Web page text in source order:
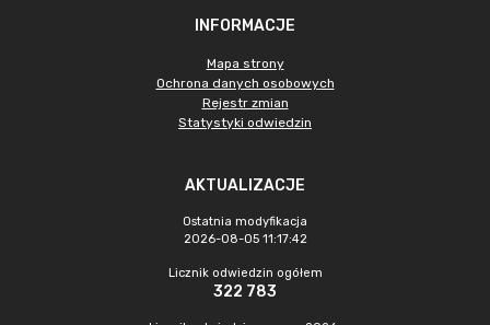
INFORMACJE
Mapa strony
Ochrona danych osobowych
Rejestr zmian
Statystyki odwiedzin
AKTUALIZACJE
Ostatnia modyfikacja
2026-08-05 11:17:42
Licznik odwiedzin ogółem
322 783